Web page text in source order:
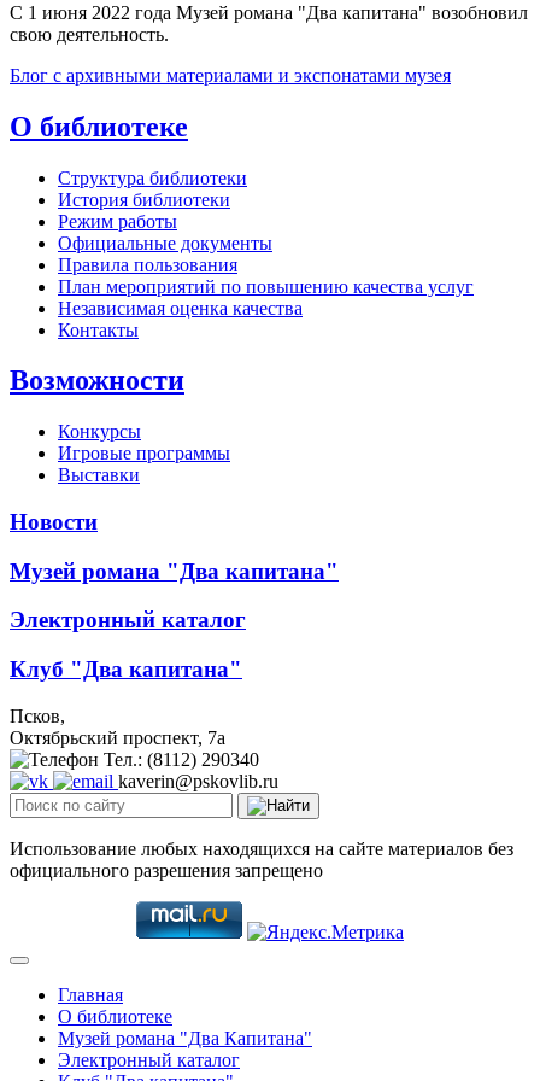
С 1 июня 2022 года Музей романа "Два капитана" возобновил
свою деятельность.
Блог с архивными материалами и экспонатами музея
О библиотеке
Структура библиотеки
История библиотеки
Режим работы
Официальные документы
Правила пользования
План мероприятий по повышению качества услуг
Независимая оценка качества
Контакты
Возможности
Конкурсы
Игровые программы
Выставки
Новости
Музей романа "Два капитана"
Электронный каталог
Клуб "Два капитана"
Псков,
Октябрьский проспект, 7a
Тел.: (8112) 290340
kaverin@pskovlib.ru
Использование любых находящихся на сайте материалов без
официального разрешения запрещено
Главная
О библиотеке
Музей романа "Два Капитана"
Электронный каталог